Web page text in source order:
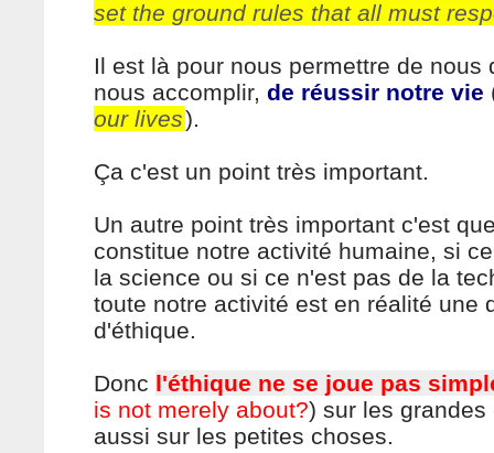
set the ground rules that all must
Il est là pour nous permettre de nous
nous accomplir, de réussir notre vie
our lives).
Ça c'est un point très important.
Un autre point très important c'est
constitue notre activité humaine, si
la science ou si ce n'est pas de la
toute notre activité est en réalité une
d'éthique.
Donc l'éthique ne se joue pas
is not merely about?) sur les
aussi sur les petites choses.